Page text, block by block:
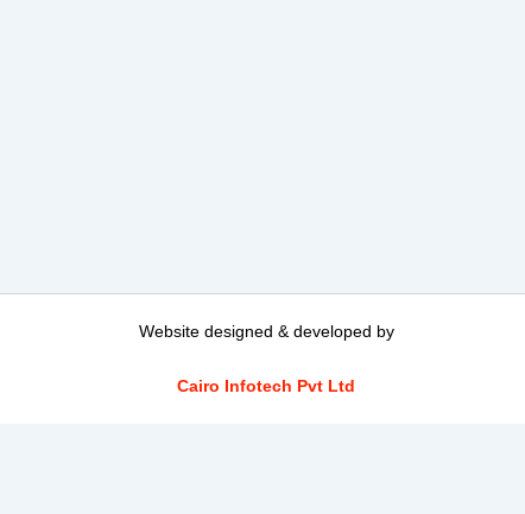
Website designed & developed by
Cairo Infotech Pvt Ltd